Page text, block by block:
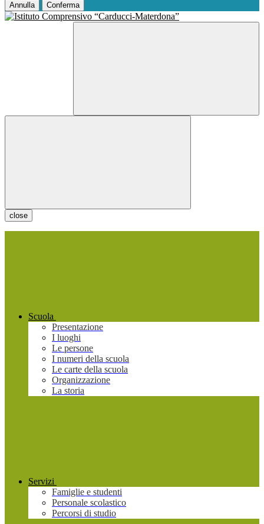
Annulla Conferma
close
Scuola
Presentazione
I luoghi
Le persone
I numeri della scuola
Le carte della scuola
Organizzazione
La storia
Servizi
Famiglie e studenti
Personale scolastico
Percorsi di studio